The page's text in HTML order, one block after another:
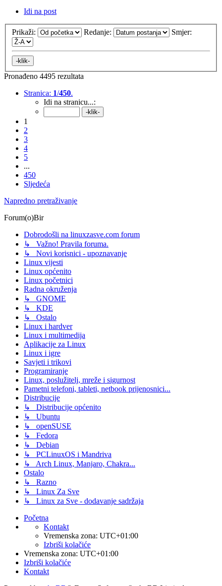
Idi na post
Prikaži: Redanje: Smjer:
Pronađeno 4495 rezultata
Stranica: 1/450.
Idi na stranicu...:
1
2
3
4
5
...
450
Sljedeća
Napredno pretraživanje
Forum(o)Bir
Dobrodošli na linuxzasve.com forum
↳ Važno! Pravila foruma.
↳ Novi korisnici - upoznavanje
Linux vijesti
Linux općenito
Linux početnici
Radna okruženja
↳ GNOME
↳ KDE
↳ Ostalo
Linux i hardver
Linux i multimedija
Aplikacije za Linux
Linux i igre
Savjeti i trikovi
Programiranje
Linux, poslužitelj, mreže i sigurnost
Pametni telefoni, tableti, netbook prijenosnici...
Distribucije
↳ Distribucije općenito
↳ Ubuntu
↳ openSUSE
↳ Fedora
↳ Debian
↳ PCLinuxOS i Mandriva
↳ Arch Linux, Manjaro, Chakra...
Ostalo
↳ Razno
↳ Linux Za Sve
↳ Linux za Sve - dodavanje sadržaja
Početna
Kontakt
Vremenska zona: UTC+01:00
Izbriši kolačiće
Vremenska zona: UTC+01:00
Izbriši kolačiće
Kontakt